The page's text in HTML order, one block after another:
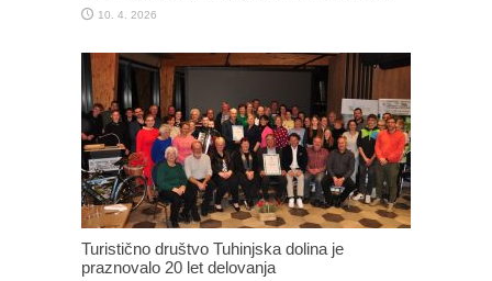
10. 4. 2026
Turistično društvo Tuhinjska dolina je
praznovalo 20 let delovanja